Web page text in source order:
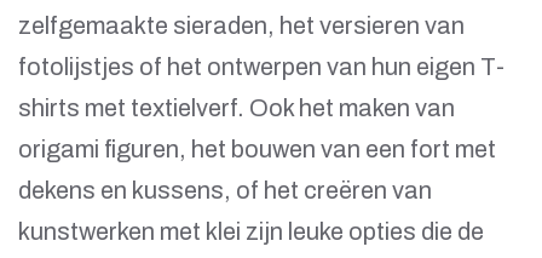
zelfgemaakte sieraden, het versieren van
fotolijstjes of het ontwerpen van hun eigen T-
shirts met textielverf. Ook het maken van
origami figuren, het bouwen van een fort met
dekens en kussens, of het creëren van
kunstwerken met klei zijn leuke opties die de